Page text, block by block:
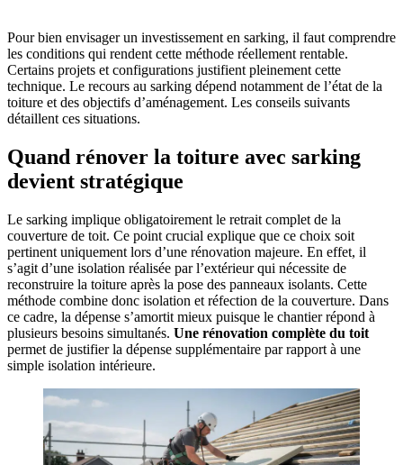
Pour bien envisager un investissement en sarking, il faut comprendre
les conditions qui rendent cette méthode réellement rentable.
Certains projets et configurations justifient pleinement cette
technique. Le recours au sarking dépend notamment de l’état de la
toiture et des objectifs d’aménagement. Les conseils suivants
détaillent ces situations.
Quand rénover la toiture avec sarking
devient stratégique
Le sarking implique obligatoirement le retrait complet de la
couverture de toit. Ce point crucial explique que ce choix soit
pertinent uniquement lors d’une rénovation majeure. En effet, il
s’agit d’une isolation réalisée par l’extérieur qui nécessite de
reconstruire la toiture après la pose des panneaux isolants. Cette
méthode combine donc isolation et réfection de la couverture. Dans
ce cadre, la dépense s’amortit mieux puisque le chantier répond à
plusieurs besoins simultanés. Une rénovation complète du toit
permet de justifier la dépense supplémentaire par rapport à une
simple isolation intérieure.